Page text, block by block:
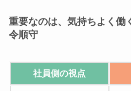
重要なのは、気持ちよく働
令順守
社員側の視点